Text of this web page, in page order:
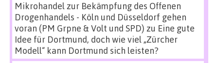
Mikrohandel zur Bekämpfung des Offenen
Drogenhandels - Köln und Düsseldorf gehen
voran (PM Grpne & Volt und SPD) zu Eine gute
Idee für Dortmund, doch wie viel „Zürcher
Modell“ kann Dortmund sich leisten?